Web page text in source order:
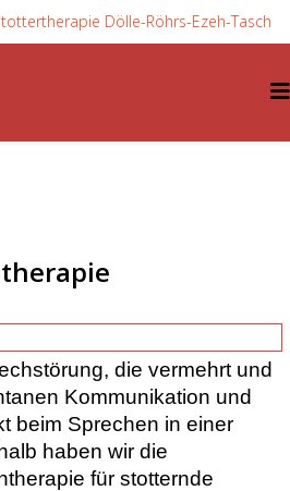
die vermehrt und
Kommunikation und
beim Sprechen in einer
haben wir die
für stotternde